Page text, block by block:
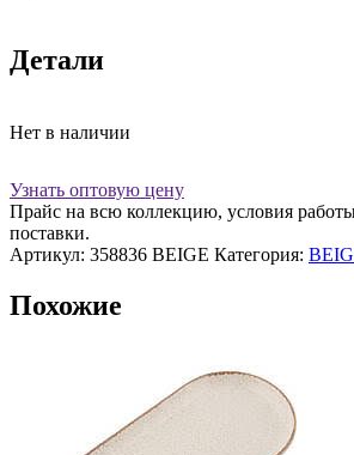
Детали
Нет в наличии
Узнать оптовую цену
Прайс на всю коллекцию, условия
поставки.
Артикул: 358836 BEIGE Категория:
Похожие